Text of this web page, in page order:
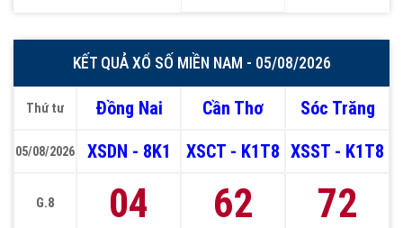
KẾT QUẢ XỔ SỐ MIỀN NAM - 05/08/2026
Thứ tư
05/08/2026
G.8
Đồng Nai
XSDN - 8K1
04
Cần Thơ
XSCT - K1T8
62
Sóc Trăng
XSST - K1T8
72